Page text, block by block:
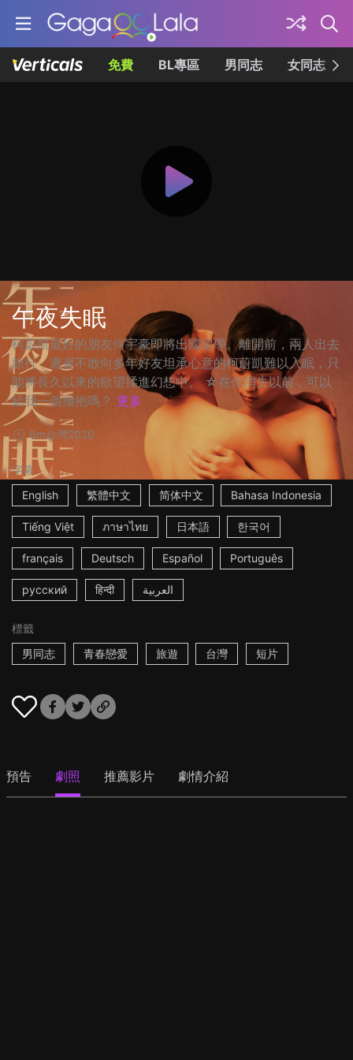
免費 BL專區 男同志 女同志
午夜失眠
柯蔚凱最好的朋友何宇豪即將出國留學。離開前，兩人出去
旅行，遲遲不敢向多年好友坦承心意的柯蔚凱難以入眠，只
能將長久以來的欲望揉進幻想中。 ☆在你消失以前，可以
給我一個擁抱嗎？ 更多
8m台灣2020
字幕
English
繁體中文 简体中文 Bahasa Indonesia
Tiếng Việt ภาษาไทย 日本語 한국어
français Deutsch Español Português
русский हिन्दी العربية
標籤
男同志
青春戀愛 旅遊 台灣 短片
預告 劇照 推薦影片 劇情介紹